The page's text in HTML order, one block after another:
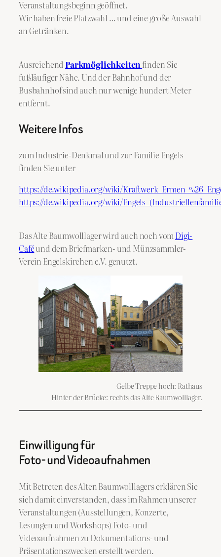
Veranstaltungsbeginn geöffnet.
Wir haben freie Platzwahl … und eine große Auswahl
an Getränken.
Ausreichend Parkmöglichkeiten finden Sie
fußläufiger Nähe. Und der Bahnhof und der
Busbahnhof sind auch nur wenige hundert Meter
entfernt.
Weitere Infos
zum Industrie-Denkmal und zur Familie Engels
finden Sie unter
https://de.wikipedia.org/wiki/
https://de.wikipedia.org/wiki/
Das Alte Baumwolllager wird auch noch vomDigi-
Caféund dem Briefmarken- und Münzsammler-
Verein Engelskirchen e.V. genutzt.
Gelbe Treppe hoch: Rathaus
Hinter der Brücke: rechts das Alte Baumwolllager.
Einwilligung für
Foto- und Videoaufnahmen
Mit Betreten des Alten Baumwolllagers erklären Sie
sich damit einverstanden, dass im Rahmen unserer
Veranstaltungen (Ausstellungen, Konzerte,
Lesungen und Workshops) Foto‑ und
Videoaufnahmen zu Dokumentations‑ und
Präsentationszwecken erstellt werden.